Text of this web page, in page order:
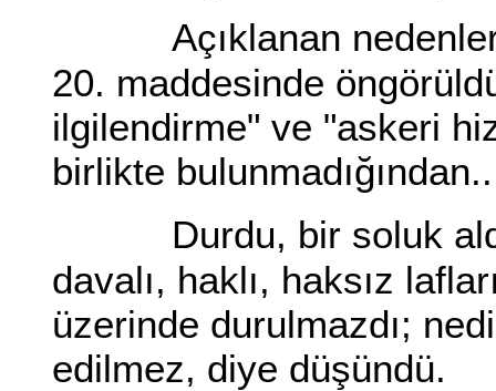
Açıklanan
20. maddesinde
ilgilendirme" ve "askeri
birlikte
Durdu, bir soluk
davalı, haklı, haksız
üzerinde durulmazdı;
edilmez, diye düşündü.